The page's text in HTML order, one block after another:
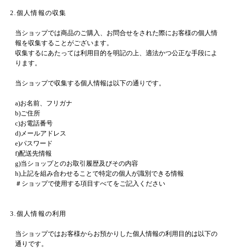
2.個人情報の収集
当ショップでは商品のご購入、お問合せをされた際にお客様の個人情
報を収集することがございます。
収集するにあたっては利用目的を明記の上、適法かつ公正な手段によ
ります。
当ショップで収集する個人情報は以下の通りです。
a)お名前、フリガナ
b)ご住所
c)お電話番号
d)メールアドレス
e)パスワード
f)配送先情報
g)当ショップとのお取引履歴及びその内容
h)上記を組み合わせることで特定の個人が識別できる情報
＃ショップで使用する項目すべてをご記入ください
3.個人情報の利用
当ショップではお客様からお預かりした個人情報の利用目的は以下の
通りです。